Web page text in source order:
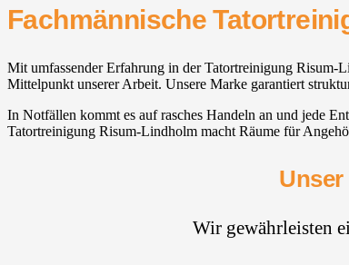
Fachmännische
Mit umfassender Erfahrung in der Tatortreinigung Risum-
Mittelpunkt unserer Arbeit. Unsere Marke garantiert
In Notfällen kommt es auf rasches Handeln an und jede
Tatortreinigung Risum-Lindholm macht Räume für
Wir gewährleisten